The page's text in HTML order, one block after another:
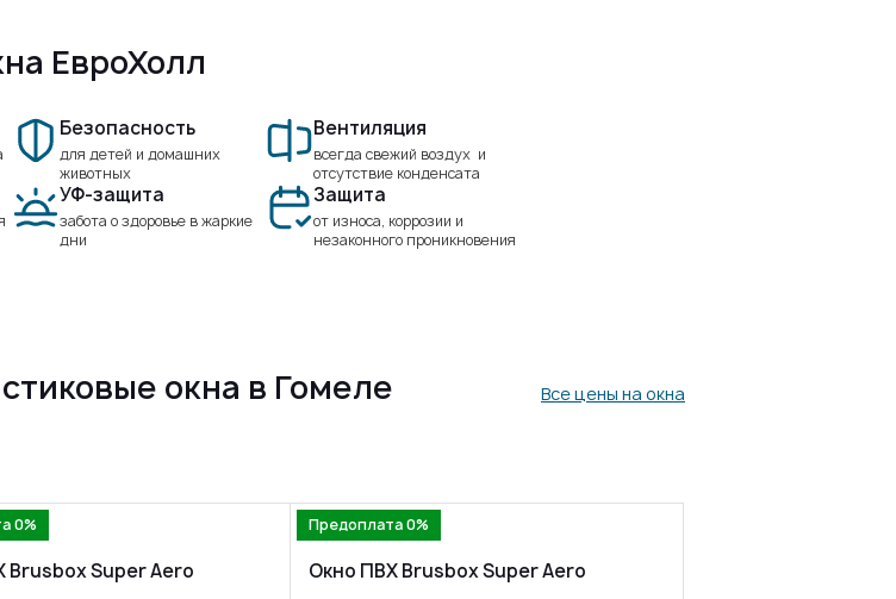
ЕвроХолл
Безопасность
для детей и домашних
животных
Вентиляция
всегда свежий воздух и
отсутствие конденсата
УФ-защита
забота о здоровье в жаркие
дни
Защита
от износа, коррозии и
незаконного проникновения
окна в Гомеле Все цены на окна
0%
Brusbox Super Aero
Предоплата 0%
Окно ПВХ Brusbox Super Aero